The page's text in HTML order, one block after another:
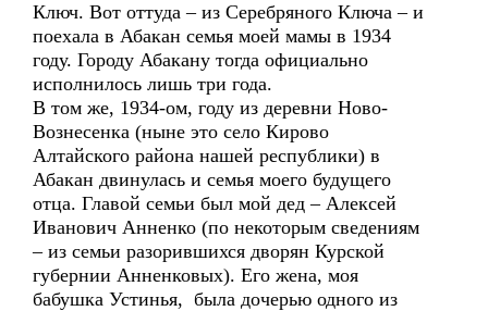
Ключ. Вот оттуда – из Серебряного Ключа – и
поехала в Абакан семья моей мамы в 1934
году. Городу Абакану тогда официально
исполнилось лишь три года.
В том же, 1934-ом, году из деревни Ново-
Вознесенка (ныне это село Кирово
Алтайского района нашей республики) в
Абакан двинулась и семья моего будущего
отца. Главой семьи был мой дед – Алексей
Иванович Анненко (по некоторым сведениям
– из семьи разорившихся дворян Курской
губернии Анненковых). Его жена, моя
бабушка Устинья, была дочерью одного из